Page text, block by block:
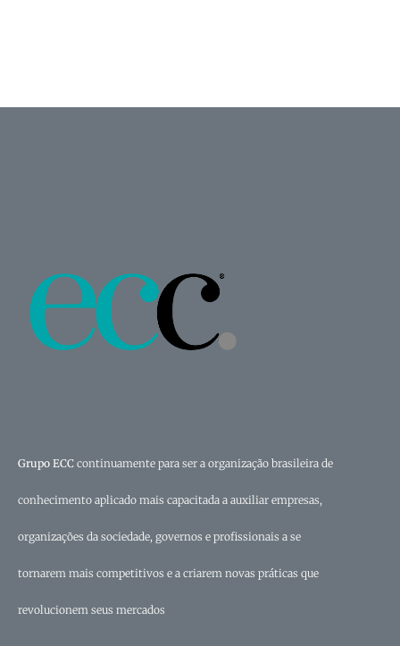
Grupo ECC continuamente para ser a organização brasileira de
conhecimento aplicado mais capacitada a auxiliar empresas,
organizações da sociedade, governos e profissionais a se
tornarem mais competitivos e a criarem novas práticas que
revolucionem seus mercados